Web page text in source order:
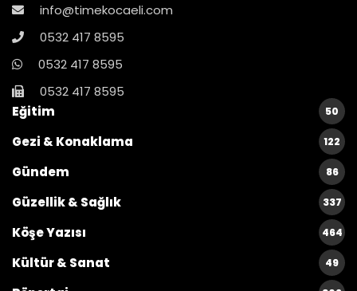
info@timekocaeli.com
0532 417 8595
0532 417 8595
0532 417 8595
Eğitim
50
Gezi & Konaklama 122
Gündem 86
Güzellik & Sağlık 337
Köşe Yazısı 464
Kültür & Sanat 49